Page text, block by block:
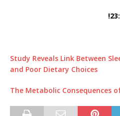
Study Reveals Link Between
and Poor Dietary Choices
The Metabolic Consequences